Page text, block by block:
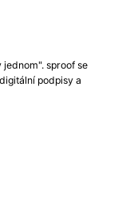
sproof se
podpisy a